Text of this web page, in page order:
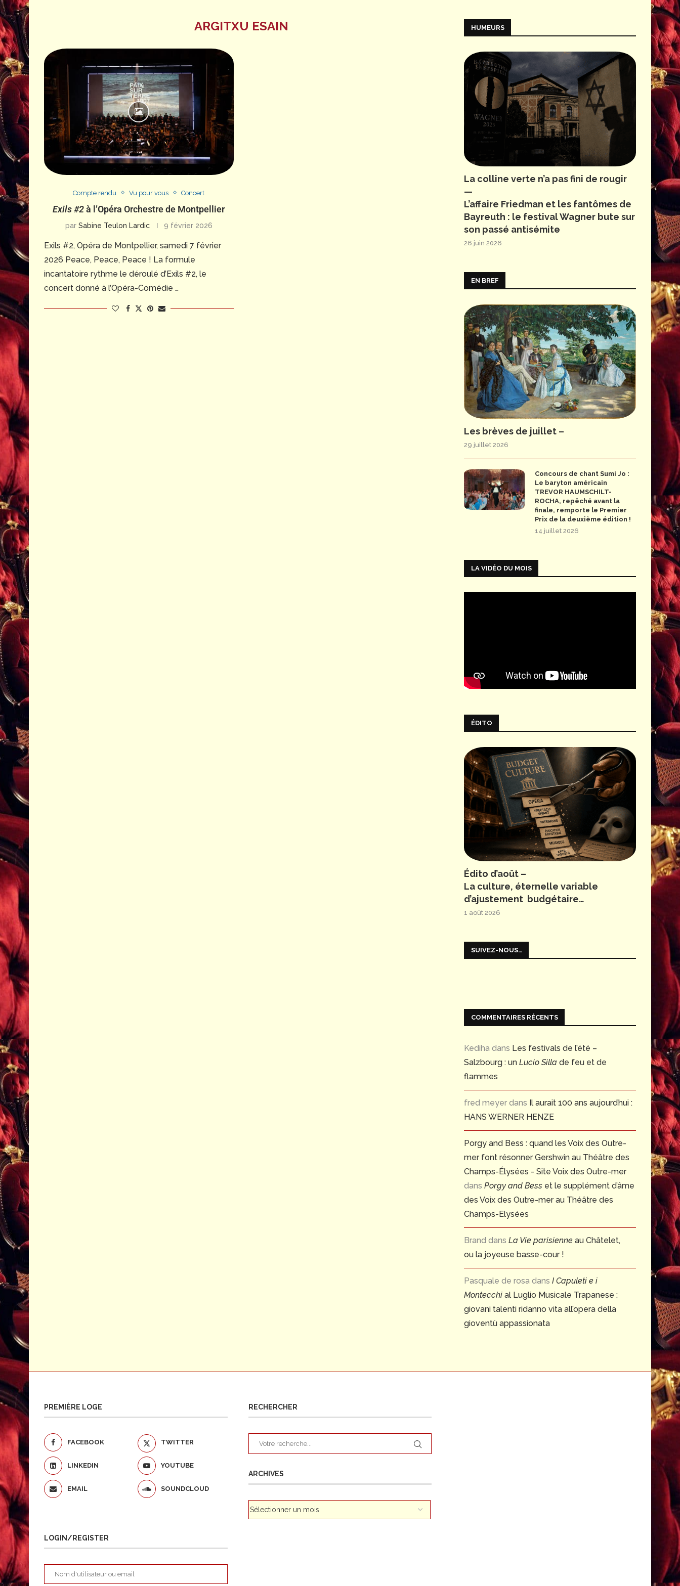
ARGITXU ESAIN
Compte rendu Vu pour vous Concert
Exils #2à l’Opéra Orchestre de Montpellier
par Sabine Teulon Lardic 9 février 2026
Exils #2, Opéra de Montpellier, samedi 7 février
2026 Peace, Peace, Peace ! La formule
incantatoire rythme le déroulé d’Exils #2, le
concert donné à l’Opéra-Comédie …
HUMEURS
La colline verte n’a pas fini de rougir
—
L’affaire Friedman et les fantômes de
Bayreuth : le festival Wagner bute sur
son passé antisémite
26 juin 2026
EN BREF
Les brèves de juillet –
29 juillet 2026
Concours de chant Sumi Jo :
Le baryton américain
TREVOR HAUMSCHILT-
ROCHA, repêché avant la
finale, remporte le Premier
Prix de la deuxième édition !
14 juillet 2026
LA VIDÉO DU MOIS
ÉDITO
Édito d’août –
La culture, éternelle variable
d’ajustement budgétaire…
1 août 2026
SUIVEZ-NOUS…
COMMENTAIRES RÉCENTS
Kediha dans Les festivals de l’été –
Salzbourg : un Lucio Silla de feu et de
flammes
fred meyer dans Il aurait 100 ans aujourd’hui :
HANS WERNER HENZE
Porgy and Bess : quand les Voix des Outre-
mer font résonner Gershwin au Théâtre des
Champs-Élysées - Site Voix des Outre-mer
dans Porgy and Bess et le supplément d’âme
des Voix des Outre-mer au Théâtre des
Champs-Elysées
Brand dans La Vie parisienne au Châtelet,
ou la joyeuse basse-cour !
Pasquale de rosa dans I Capuleti e i
Montecchi al Luglio Musicale Trapanese :
giovani talenti ridanno vita all’opera della
gioventù appassionata
PREMIÈRE LOGE
FACEBOOK TWITTER
LINKEDIN YOUTUBE
EMAIL SOUNDCLOUD
LOGIN/REGISTER
RECHERCHER
ARCHIVES